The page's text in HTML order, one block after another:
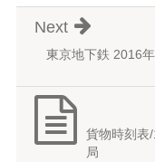
東京地下鉄 2016
Next
貨物時刻
局